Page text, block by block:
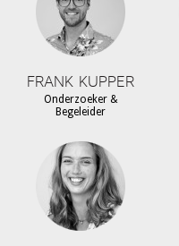
FRANK KUPPER
Onderzoeker &
Begeleider